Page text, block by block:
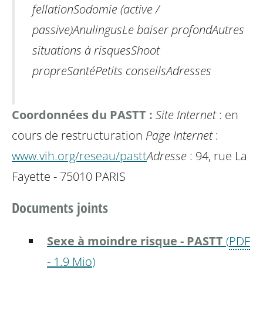
fellationSodomie (active /
passive)AnulingusLe baiser profondAutres
situations à risquesShoot
propreSantéPetits conseilsAdresses
Coordonnées du PASTT : Site Internet: en
cours de restructuration Page Internet:
www.vih.org/reseau/pasttAdresse : 94, rue La
Fayette - 75010 PARIS
Documents joints
Sexe à moindre risque - PASTT(PDF
- 1.9 Mio)